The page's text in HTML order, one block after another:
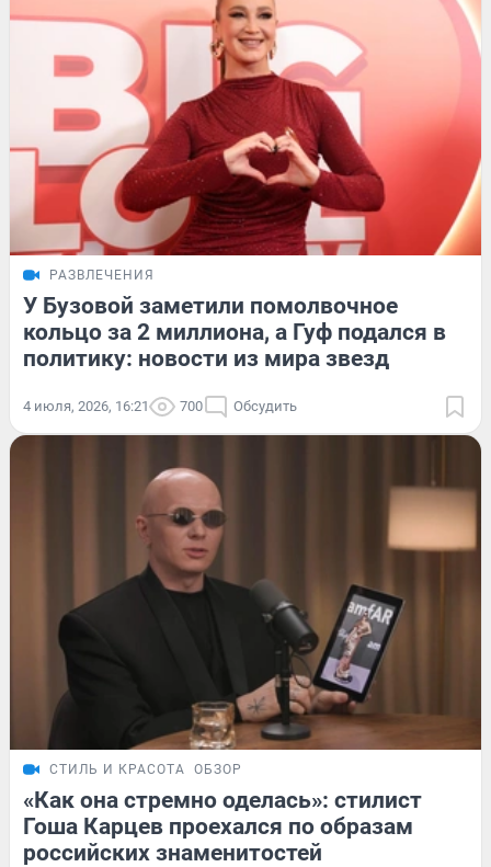
РАЗВЛЕЧЕНИЯ
У Бузовой заметили помолвочное
кольцо за 2 миллиона, а Гуф подался в
политику: новости из мира звезд
4 июля, 2026, 16:21 700 Обсудить
СТИЛЬ И КРАСОТА ОБЗОР
«Как она стремно оделась»: стилист
Гоша Карцев проехался по образам
российских знаменитостей